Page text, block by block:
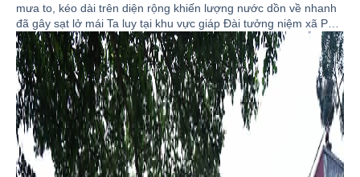
mưa to, kéo dài trên diện rộng khiến lượng nước dồn về nhanh
đã gây sạt lở mái Ta luy tại khu vực giáp Đài tưởng niệm xã Phù
Ninh, với chiều dài khoảng 10 m; Khối lượng đất, đá sạt lở ước
khoảng hơn 100 m³ tràn vào khuôn viên và nhà ở của 04 hộ gia
đình liền kề tại Tổ dân phố số 21. Sạt lở đã làm hư hỏng nhiều
tài sản, vật dụng của người dân với giá trị khoảng trên 50 triệu
đồng.